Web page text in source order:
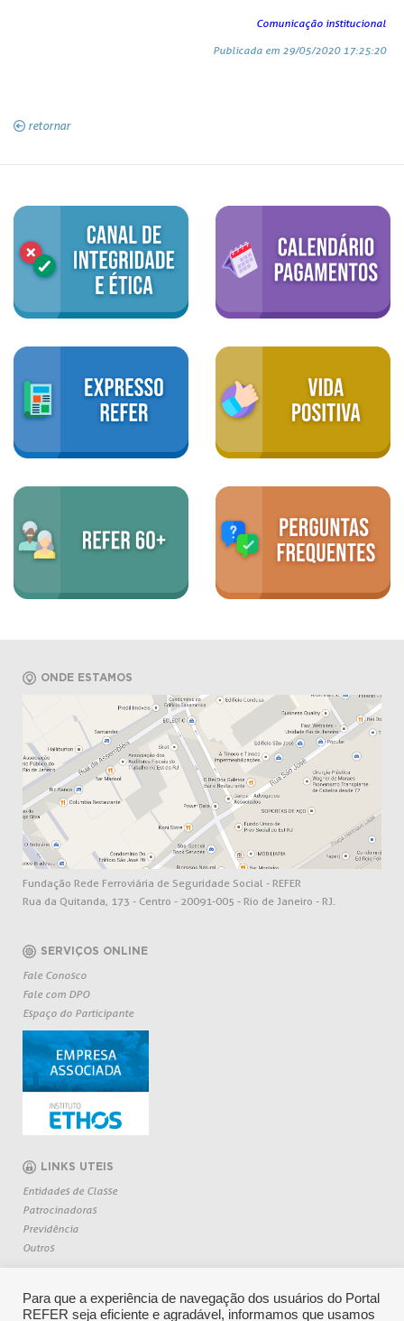
Comunicação institucional
Publicada em 29/05/2020 17:25:20
retornar
ONDE ESTAMOS
Fundação Rede Ferroviária de Seguridade Social - REFER
Rua da Quitanda, 173 - Centro - 20091-005 - Rio de Janeiro - RJ.
SERVIÇOS ONLINE
Fale Conosco
Fale com DPO
Espaço do Participante
LINKS UTEIS
Entidades de Classe
Patrocinadoras
Previdência
Outros
Para que a experiência de navegação dos usuários do Portal
REFER seja eficiente e agradável, informamos que usamos